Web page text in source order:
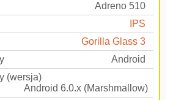
Adreno 510
IPS
Gorilla Glass 3
Android
(wersja)
Android 6.0.x (Marshmallow)